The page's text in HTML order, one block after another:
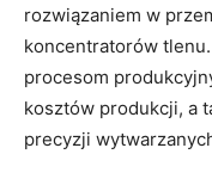
rozwiązaniem w⁢
koncentratorów
⁣procesom
kosztów produkcji, a
precyzji